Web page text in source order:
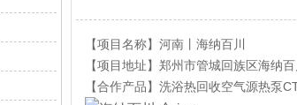
【项目名称】河南丨海纳百川
【项目地址】郑州市管城回族区海纳百
【合作产品】洗浴热回收空气源热泵